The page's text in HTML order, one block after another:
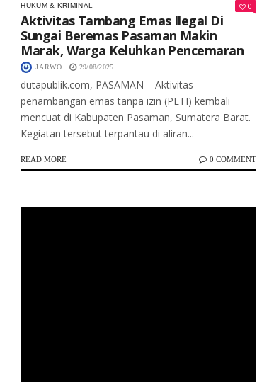
HUKUM & KRIMINAL 0
Aktivitas Tambang Emas Ilegal Di
Sungai Beremas Pasaman Makin
Marak, Warga Keluhkan Pencemaran
JARWO 29/08/2025
dutapublik.com, PASAMAN – Aktivitas
penambangan emas tanpa izin (PETI) kembali
mencuat di Kabupaten Pasaman, Sumatera Barat.
Kegiatan tersebut terpantau di aliran...
READ MORE 0 COMMENT
Keterangan Gambar Komisioner Komisi Kejaksaan Republik Indonesia (Komjak RI), Nurokhman, saat memberikan keterangan terkait rencana klarifikasi ke Kejati Papua mengenai status hukum mantan Ketua Harian PB PON XX 2021, Yunus Wonda, Jumat (29/8/2025).